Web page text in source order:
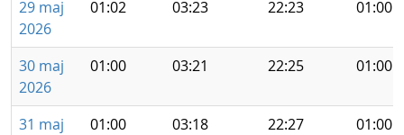
29 maj
2026
01:02 03:23 22:23 01:00
30 maj
2026
01:00 03:21 22:25 01:00
31 maj
01:00 03:18 22:27 01:00